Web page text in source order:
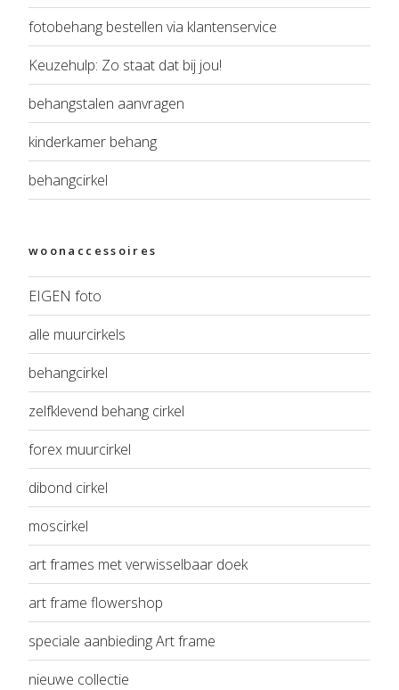
fotobehang bestellen via klantenservice
Keuzehulp: Zo staat dat bij jou!
behangstalen aanvragen
kinderkamer behang
behangcirkel
woonaccessoires
EIGEN foto
alle muurcirkels
behangcirkel
zelfklevend behang cirkel
forex muurcirkel
dibond cirkel
moscirkel
art frames met verwisselbaar doek
art frame flowershop
speciale aanbieding Art frame
nieuwe collectie